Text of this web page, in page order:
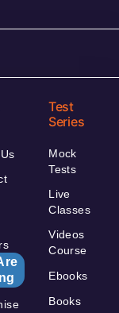
Test
Series
Mock
Tests
Live
Classes
Videos
Course
Ebooks
Books